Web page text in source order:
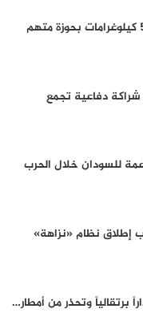
ضبط سبائك ذهب تتجاوز 5 كيلوغرامات بحوزة متهم
دفاعية تجمع
للسودان خلال الحرب
إطلاق نظام «نزاهة»
برتقالياً وتحذر من أمطار…